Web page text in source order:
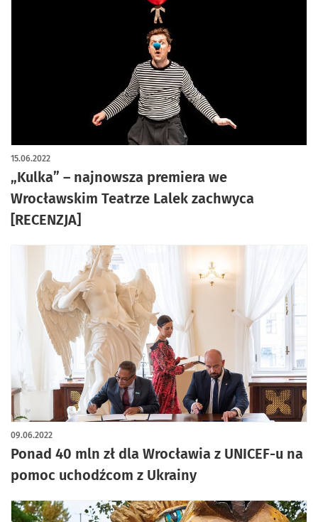
„Kulka” – najnowsza premiera we
Wrocławskim Teatrze Lalek zachwyca
[RECENZJA]
15.06.2022
artykuł z galerią zdjęć
Ponad 40 mln zł dla Wrocławia z UNICEF-u na
pomoc uchodźcom z Ukrainy
09.06.2022